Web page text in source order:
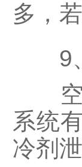
多，
9、
空
系统
冷剂